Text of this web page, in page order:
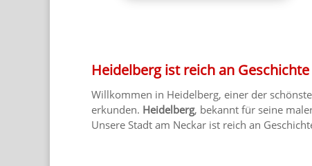
Heidelberg ist reich an Geschichte
Willkommen in Heidelberg, einer der
erkunden. Heidelberg, bekannt für seine
Unsere Stadt am Neckar ist reich an